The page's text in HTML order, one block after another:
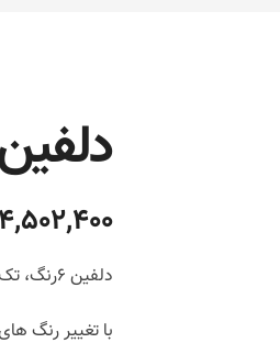
4,502,400 تومان
دلفین 6رنگ، تک راست
با تغییر رنگ